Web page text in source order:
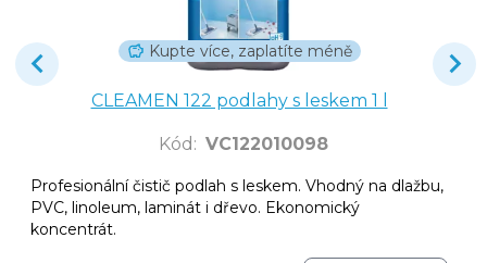
Kupte více, zaplatíte méně
CLEAMEN 122 podlahy s leskem 1 l
Kód : VC122010098
Profesionální čistič podlah s leskem. Vhodný na dlažbu,
PVC, linoleum, laminát i dřevo. Ekonomický
koncentrát.